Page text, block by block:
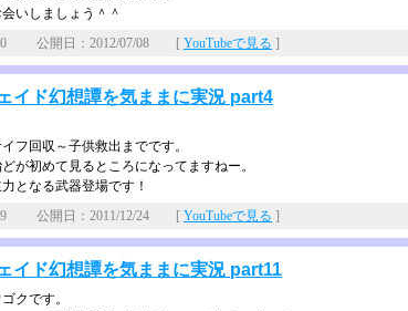
いしましょう＾＾
公開日：2012/07/08 [ YouTubeで見る ]
イド幻想譚を気ままに実況 part4
フ回収～子供救出までです。
が初めて見るところになってますねー。
となる武器登場です！
公開日：2011/12/24 [ YouTubeで見る ]
イド幻想譚を気ままに実況 part11
クです。